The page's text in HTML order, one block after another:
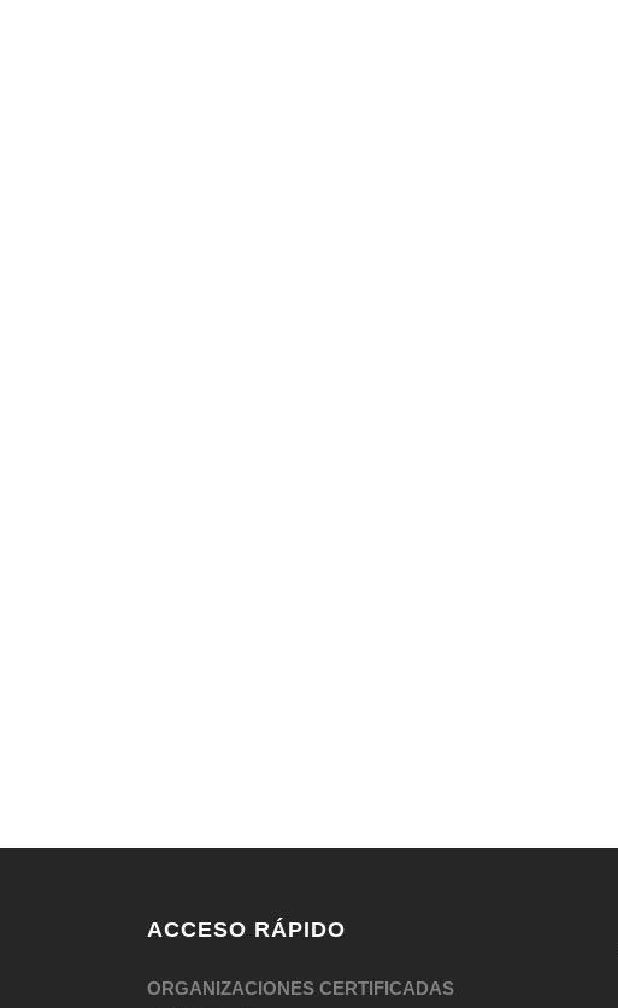
ACCESO RÁPIDO
ORGANIZACIONES CERTIFICADAS